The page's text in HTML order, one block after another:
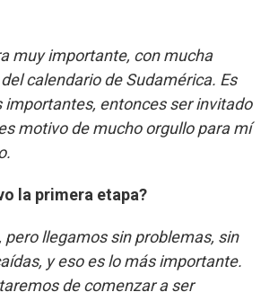
muy importante, con mucha
calendario de Sudamérica. Es
importantes, entonces ser invitado
motivo de mucho orgullo para mí
la primera etapa?
pero llegamos sin problemas, sin
y eso es lo más importante.
de comenzar a ser